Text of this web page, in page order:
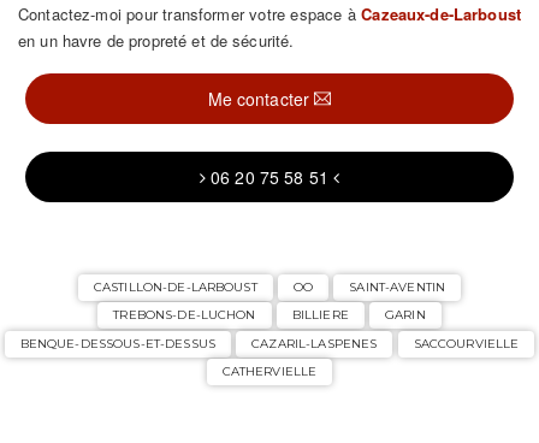
Contactez-moi pour transformer votre espace àCazeaux-de-Larboust
en un havre de propreté et de sécurité.
Me contacter
06 20 75 58 51
CASTILLON-DE-LARBOUST OO
SAINT-AVENTIN
TREBONS-DE-LUCHON
BILLIERE
GARIN
BENQUE-DESSOUS-ET-DESSUS
CAZARIL-LASPENES
SACCOURVIELLE
CATHERVIELLE